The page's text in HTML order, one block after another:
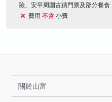
險、安平周圍古蹟門票及部分餐食
費用 不含 小費
關於山富